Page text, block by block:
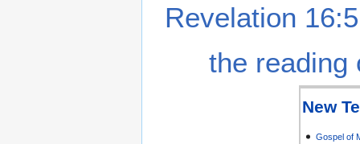
Revelation
the reading
New
Gospel of